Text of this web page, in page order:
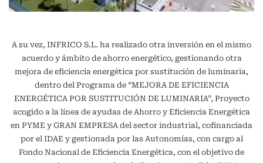
A su vez, INFRICO S.L. ha realizado otra inversión en el mismo
acuerdo y ámbito de ahorro energético, gestionando otra
mejora de eficiencia energética por sustitución de luminaria,
dentro del Programa de “MEJORA DE EFICIENCIA
ENERGÉTICA POR SUSTITUCIÓN DE LUMINARIA”, Proyecto
acogido a la línea de ayudas de Ahorro y Eficiencia Energética
en PYME y GRAN EMPRESA del sector industrial, cofinanciada
por el IDAE y gestionada por las Autonomías, con cargo al
Fondo Nacional de Eficiencia Energética, con el objetivo de